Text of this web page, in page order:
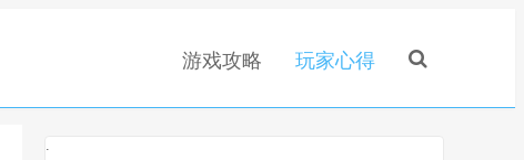
游戏攻略 玩家心得
.